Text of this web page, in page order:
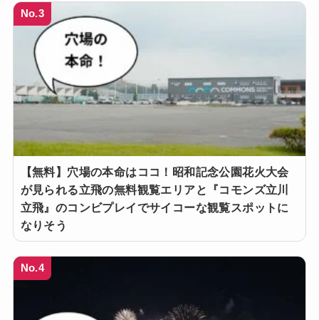
No.3
【無料】穴場の本命はココ！昭和記念公園花火大会
が見られる立飛の無料観覧エリアと『コモンズ立川
立飛』のコンビプレイでサイコーな観覧スポットに
なりそう
No.4